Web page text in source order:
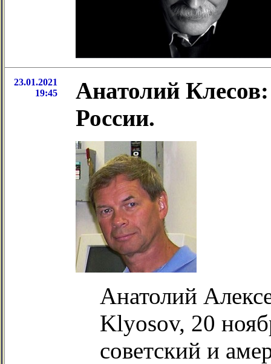
23.01.2021
19:45
Анатолий
России.
Анатолий
Klyosov, 20
советский и